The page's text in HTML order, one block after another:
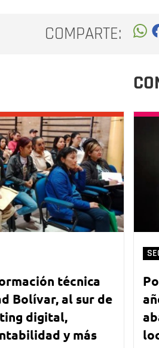
COMPARTE:
técnica
Bolívar, al sur de
digital,
y más